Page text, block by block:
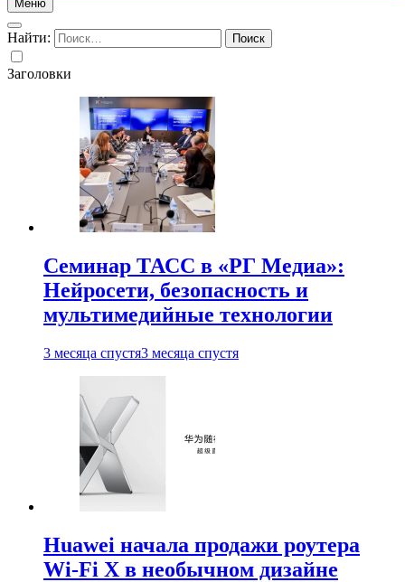
Меню
Найти:
Заголовки
Семинар ТАСС в «РГ Медиа»:
Нейросети, безопасность и
мультимедийные технологии
3 месяца спустя3 месяца спустя
Huawei начала продажи роутера
Wi-Fi X в необычном дизайне